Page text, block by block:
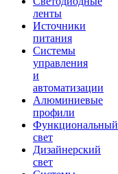
ленты
Источники
питания
Системы
управления
и
автоматизации
Алюминиевые
профили
Функциональный
свет
Дизайнерский
свет